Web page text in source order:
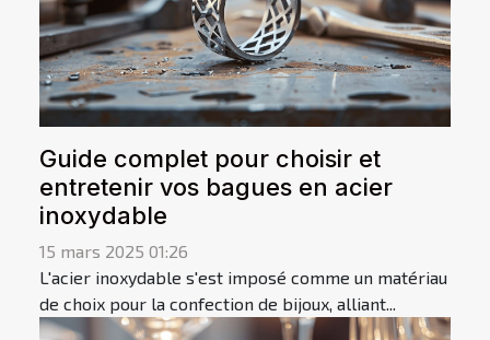
Guide complet pour choisir et
entretenir vos bagues en acier
inoxydable
15 mars 2025 01:26
L'acier inoxydable s'est imposé comme un matériau
de choix pour la confection de bijoux, alliant...